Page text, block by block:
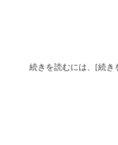
続きを読むには、[続き